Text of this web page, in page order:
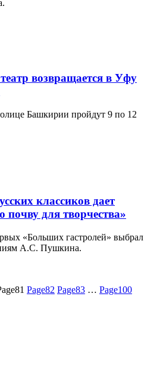
возвращается в Уфу
Башкирии пройдут 9 по 12
классиков дает
почву для творчества»
«Больших гастролей» выбрал
А.С. Пушкина.
81 Page82 Page83 … Page100